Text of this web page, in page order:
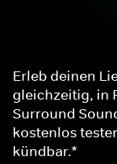
Erleb deinen
gleichzeitig, in
Surround
kostenlos
kündbar.*